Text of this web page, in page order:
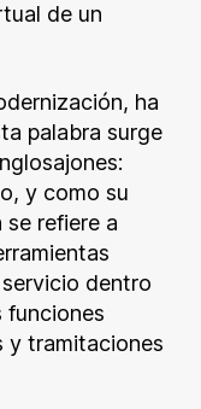
de un
ha
palabra surge
y como su
refiere a
dentro
funciones
y tramitaciones